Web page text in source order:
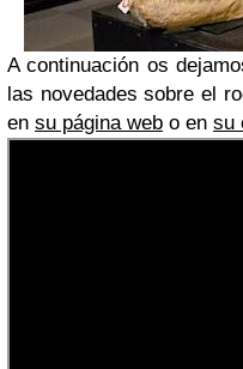
A continuación os
las novedades sobre el
en su página web o en su